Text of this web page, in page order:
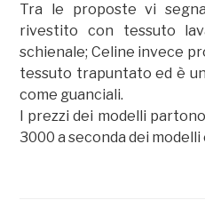
Tra le proposte vi
rivestito con tessuto
schienale; Celine invece
tessuto trapuntato ed è
come guanciali.
I prezzi dei modelli
3000 a seconda dei